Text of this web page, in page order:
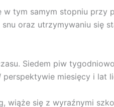
tym samym stopniu przy
oraz utrzymywaniu się
Siedem piw
miesięcy i
wiąże się z wyraźnymi